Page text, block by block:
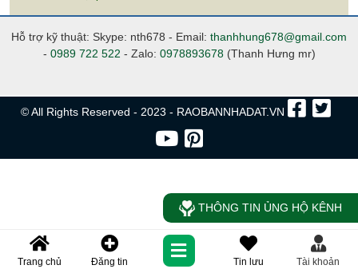
Hỗ trợ kỹ thuật: Skype: nth678 - Email: thanhhung678@gmail.com
- 0989 722 522 - Zalo: 0978893678(Thanh Hưng mr)
© All Rights Reserved - 2023 - RAOBANNHADAT.VN
Trang chủ Đăng tin Tin lưu Tài khoản
THÔNG TIN ỦNG HỘ KÊNH